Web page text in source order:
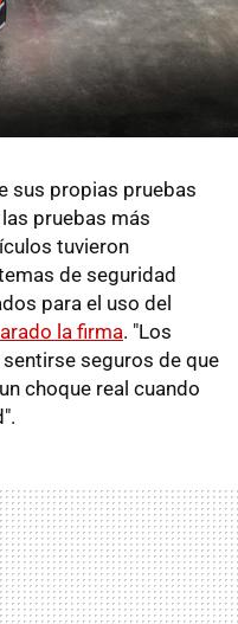
sus propias pruebas
pruebas más
tuvieron
de seguridad
para el uso del
la firma. "Los
seguros de que
choque real cuando